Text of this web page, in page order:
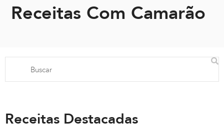
Receitas Com Camarão
Receitas Destacadas